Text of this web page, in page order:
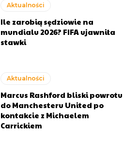
Aktualności
Ile zarobią sędziowie na
mundialu 2026? FIFA ujawniła
stawki
Aktualności
Marcus Rashford bliski powrotu
do Manchesteru United po
kontakcie z Michaelem
Carrickiem